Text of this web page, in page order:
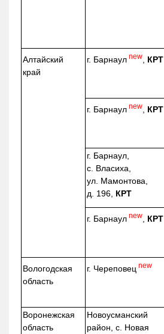
Алтайский
край
г. Барнаул new КРТ
г. Барнаул new КРТ
г. Барнаул,
с. Власиха,
ул. Мамонтова,
д. 196, КРТ
г. Барнаул new КРТ
Вологодская
область
г. Череповец new
Воронежская
область
Новоусманский
район, с. Новая